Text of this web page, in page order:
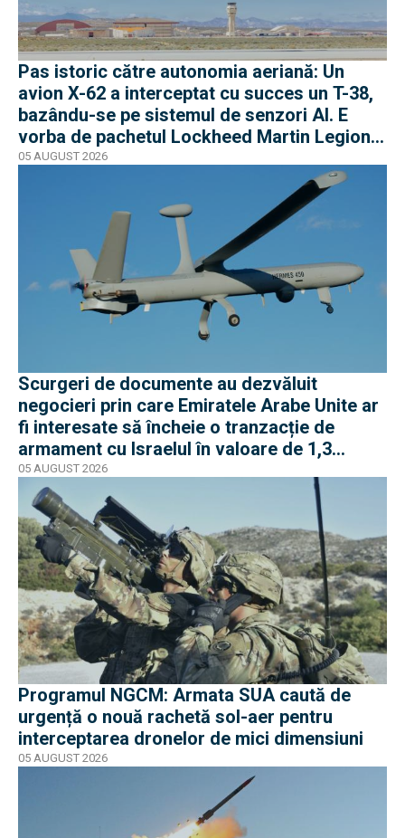
Pas istoric către autonomia aeriană: Un
avion X-62 a interceptat cu succes un T-38,
bazându-se pe sistemul de senzori AI. E
vorba de pachetul Lockheed Martin Legion
Pod
05 AUGUST 2026
Scurgeri de documente au dezvăluit
negocieri prin care Emiratele Arabe Unite ar
fi interesate să încheie o tranzacție de
armament cu Israelul în valoare de 1,3
miliarde de dolari
05 AUGUST 2026
Programul NGCM: Armata SUA caută de
urgență o nouă rachetă sol-aer pentru
interceptarea dronelor de mici dimensiuni
05 AUGUST 2026